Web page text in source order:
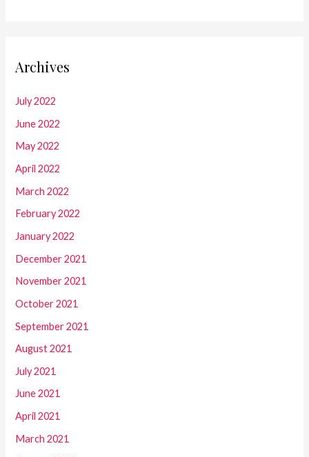
Archives
July 2022
June 2022
May 2022
April 2022
March 2022
February 2022
January 2022
December 2021
November 2021
October 2021
September 2021
August 2021
July 2021
June 2021
April 2021
March 2021